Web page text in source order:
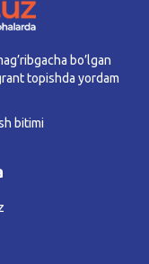
bo’lgan
topishda yordam
bitimi